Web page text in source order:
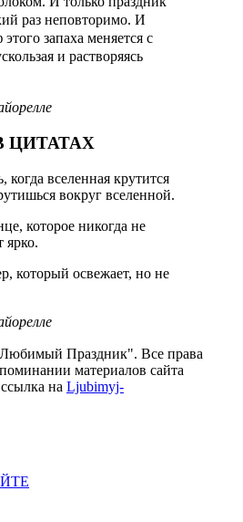
раз неповторимо. И
запаха меняется с
и растворяясь
ЦИТАТАХ
когда вселенная крутится
вокруг вселенной.
которое никогда не
ярко.
который освежает, но не
Праздник". Все права
материалов сайта
на Ljubimyj-